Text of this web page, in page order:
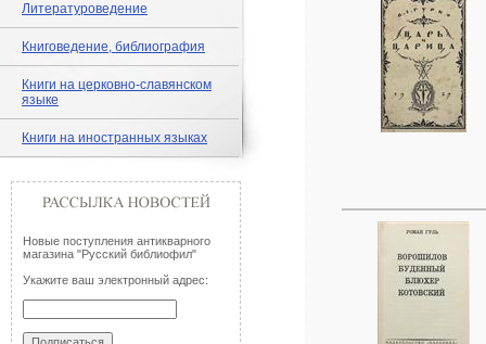
Литературоведение
Книговедение, библиография
Книги на церковно-славянском
языке
Книги на иностранных языках
Новые поступления антикварного
магазина "Русский библиофил"
Укажите ваш электронный адрес: